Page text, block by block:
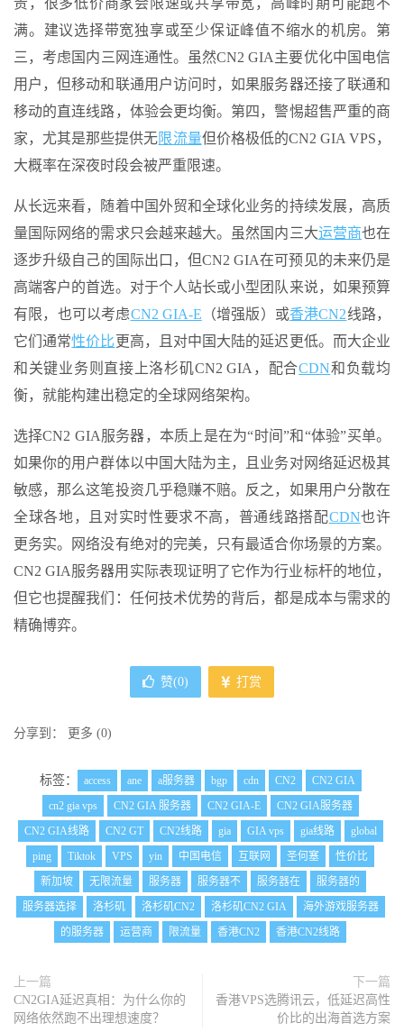
贵，很多低价商家会限速或共享带宽，高峰时期可能跑不
满。建议选择带宽独享或至少保证峰值不缩水的机房。第
三，考虑国内三网连通性。虽然CN2 GIA主要优化中国电信
用户，但移动和联通用户访问时，如果服务器还接了联通和
移动的直连线路，体验会更均衡。第四，警惕超售严重的商
家，尤其是那些提供无限流量但价格极低的CN2 GIA VPS，
大概率在深夜时段会被严重限速。
从长远来看，随着中国外贸和全球化业务的持续发展，高质
量国际网络的需求只会越来越大。虽然国内三大运营商也在
逐步升级自己的国际出口，但CN2 GIA在可预见的未来仍是
高端客户的首选。对于个人站长或小型团队来说，如果预算
有限，也可以考虑CN2 GIA-E （增强版）或香港CN2线路，
它们通常性价比 更高，且对中国大陆的延迟更低。而大企业
和关键业务则直接上洛杉矶CN2 GIA，配合CDN和负载均
衡，就能构建出稳定的全球网络架构。
选择CN2 GIA服务器，本质上是在为“时间”和“体验”买单。
如果你的用户群体以中国大陆为主，且业务对网络延迟极其
敏感，那么这笔投资几乎稳赚不赔。反之，如果用户分散在
全球各地，且对实时性要求不高，普通线路搭配CDN也许
更务实。网络没有绝对的完美，只有最适合你场景的方案。
CN2 GIA服务器用实际表现证明了它作为行业标杆的地位，
但它也提醒我们：任何技术优势的背后，都是成本与需求的
精确博弈。
赞(0) 打赏
分享到： 更多 (0)
标签： access ane a服务器 bgp cdn CN2
CN2 GIA
cn2 gia vps
CN2 GIA 服务器 CN2 GIA-E
CN2 GIA服务器
CN2 GIA线路
CN2 GT CN2线路 gia GIA vps gia线路
global
ping
Tiktok VPS yin 中国电信 互联网 圣何塞
性价比
新加坡
无限流量 服务器 服务器不 服务器在
服务器的
服务器选择
洛杉矶 洛杉矶CN2 洛杉矶CN2 GIA
海外游戏服务器
的服务器
运营商 限流量 香港CN2 香港CN2线路
上一篇
CN2GIA延迟真相：为什么你的
网络依然跑不出理想速度？
下一篇
香港VPS选腾讯云，低延迟高性
价比的出海首选方案